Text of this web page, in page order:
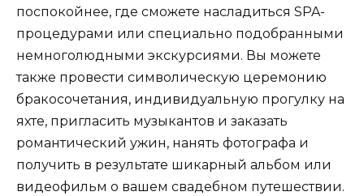
поспокойнее, где сможете насладиться SPA-
процедурами или специально подобранными
немноголюдными экскурсиями. Вы можете
также провести символическую церемонию
бракосочетания, индивидуальную прогулку на
яхте, пригласить музыкантов и заказать
романтический ужин, нанять фотографа и
получить в результате шикарный альбом или
видеофильм о вашем свадебном путешествии.